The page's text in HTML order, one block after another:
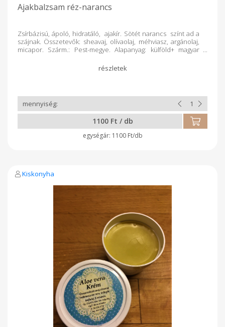
Ajakbalzsam réz-narancs
Zsírbázisú, ápoló, hidratáló, ajakír. Sötét narancs színt ad a
szájnak. Összetevők: sheavaj, olívaolaj, méhviasz, argánolaj,
micapor. Szárm.: Pest-megye. Alapanyag: külföld+ magyar
Csomagolás:műa.csavaros tégely
1100 Ft / db
1100 Ft/db
Kiskonyha